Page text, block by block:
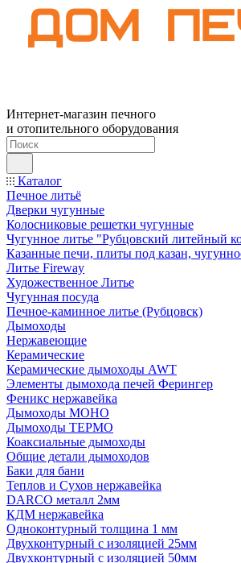
Интернет-магазин печного
и отопительного оборудования
Каталог
Печное литьё
Дверки чугунные
Колосниковые решетки чугунные
Чугунное литье "Рубцовский литейный
Казанные печи, плиты под казан,
Литье Fireway
Художественное Литье
Чугунная посуда
Печное-каминное литье (Рубцовск)
Дымоходы
Нержавеющие
Керамические
Керамические дымоходы AWT
Элементы дымохода печей Ферингер
Феникс нержавейка
Дымоходы МОНО
Дымоходы ТЕРМО
Коаксиальные дымоходы
Общие детали дымоходов
Баки для бани
Теплов и Сухов нержавейка
DARCO металл 2мм
КДМ нержавейка
Одноконтурный толщина 1 мм
Двухконтурный с изоляцией 25мм
Двухконтурный с изоляцией 50мм